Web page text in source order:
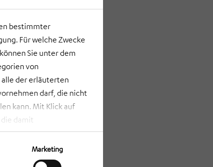
bestimmter
Für welche Zwecke
Sie unter dem
von
alle der erläuterten
darf, die nicht
kann. Mit Klick auf
die damit
Klick auf „ANPASSEN“
nur die Informationen
gestellt werden
Marketing